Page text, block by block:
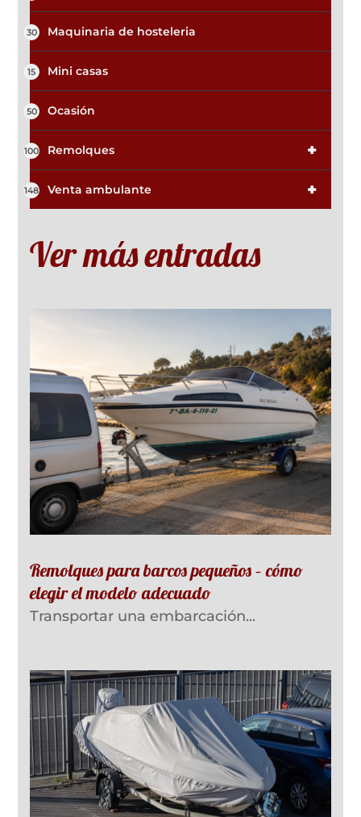
Maquinaria de hosteleria
30
Mini casas
15
Ocasión
50
+
Remolques
100
+
Venta ambulante
148
Ver más entradas
Remolques para barcos pequeños – cómo
elegir el modelo adecuado
Transportar una embarcación...